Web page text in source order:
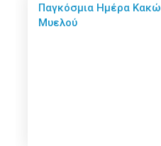
Παγκόσμια Ημέρα
Μυελού